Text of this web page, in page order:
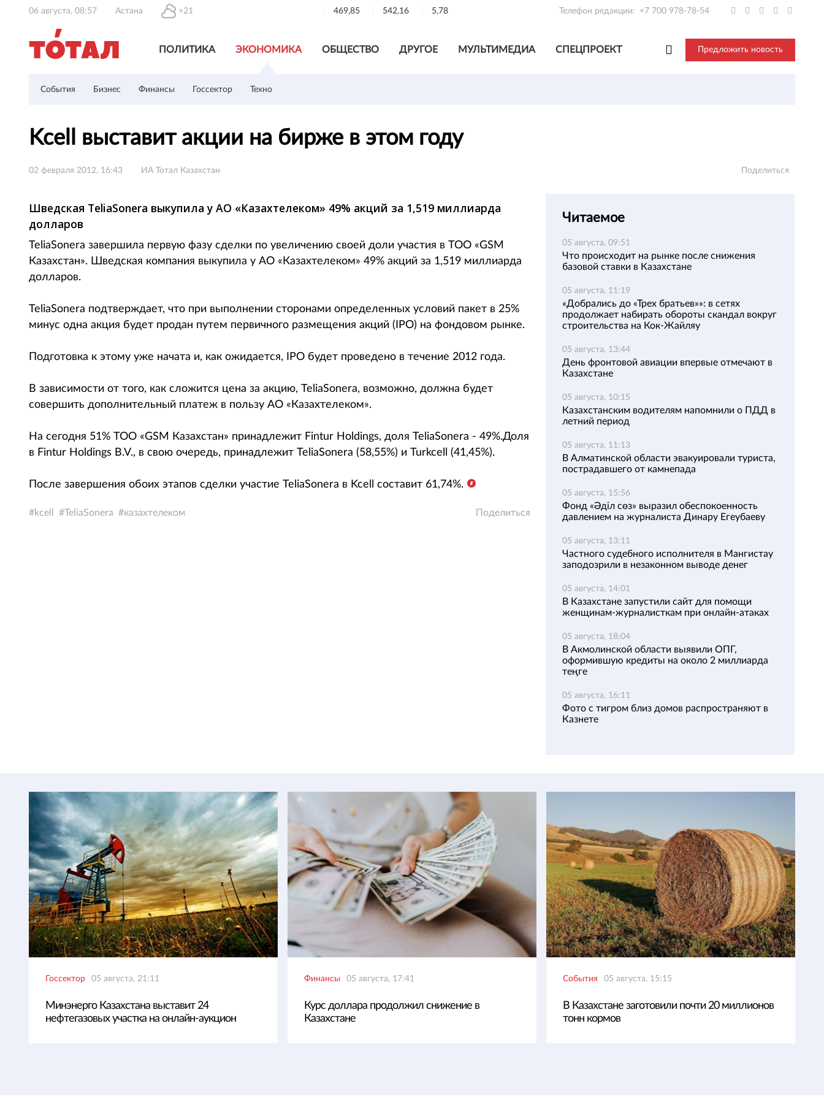
06 августа, 08:57 Астана +21 469,85 542,16 5,78 Телефон редакции: +7 700 978-78-54
ПОЛИТИКА ЭКОНОМИКА ОБЩЕСТВО ДРУГОЕ МУЛЬТИМЕДИА СПЕЦПРОЕКТ Предложить новость
События Бизнес Финансы Госсектор Техно
Kcell выставит акции на бирже в этом году
02 февраля 2012, 16:43 ИА Тотал Казахстан Поделиться
Шведская TeliaSonera выкупила у АО «Казахтелеком» 49% акций за 1,519 миллиарда
долларов
TeliaSonera завершила первую фазу сделки по увеличению своей доли участия в ТОО «GSM
Казахстан». Шведская компания выкупила у АО «Казахтелеком» 49% акций за 1,519 миллиарда
долларов.
TeliaSonera подтверждает, что при выполнении сторонами определенных условий пакет в 25%
минус одна акция будет продан путем первичного размещения акций (IPO) на фондовом рынке.
Подготовка к этому уже начата и, как ожидается, IPO будет проведено в течение 2012 года.
В зависимости от того, как сложится цена за акцию, TeliaSonera, возможно, должна будет
совершить дополнительный платеж в пользу АО «Казахтелеком».
На сегодня 51% ТОО «GSM Казахстан» принадлежит Fintur Holdings, доля TeliaSonera - 49%.Доля
в Fintur Holdings B.V., в свою очередь, принадлежит TeliaSonera (58,55%) и Turkcell (41,45%).
После завершения обоих этапов сделки участие TeliaSonera в Kcell составит 61,74%.
kcell TeliaSonera казахтелеком Поделиться
Читаемое
05 августа, 09:51
Что происходит на рынке после снижения
базовой ставки в Казахстане
05 августа, 11:19
«Добрались до «Трех братьев»»: в сетях
продолжает набирать обороты скандал вокруг
строительства на Кок-Жайляу
05 августа, 13:44
День фронтовой авиации впервые отмечают в
Казахстане
05 августа, 10:15
Казахстанским водителям напомнили о ПДД в
летний период
05 августа, 11:13
В Алматинской области эвакуировали туриста,
пострадавшего от камнепада
05 августа, 15:56
Фонд «Әділ сөз» выразил обеспокоенность
давлением на журналиста Динару Егеубаеву
05 августа, 13:11
Частного судебного исполнителя в Мангистау
заподозрили в незаконном выводе денег
05 августа, 14:01
В Казахстане запустили сайт для помощи
женщинам-журналисткам при онлайн-атаках
05 августа, 18:04
В Акмолинской области выявили ОПГ,
оформившую кредиты на около 2 миллиарда
теңге
05 августа, 16:11
Фото с тигром близ домов распространяют в
Казнете
Госсектор 05 августа, 21:11
Минэнерго Казахстана выставит 24
нефтегазовых участка на онлайн-аукцион
Финансы 05 августа, 17:41
Курс доллара продолжил снижение в
Казахстане
События 05 августа, 15:15
В Казахстане заготовили почти 20 миллионов
тонн кормов